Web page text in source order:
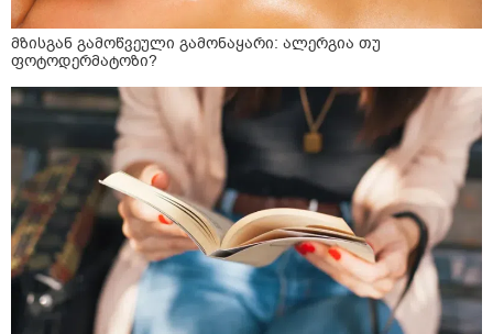
მზისგან გამოწვეული გამონაყარი: ალერგია თუ
ფოტოდერმატოზი?